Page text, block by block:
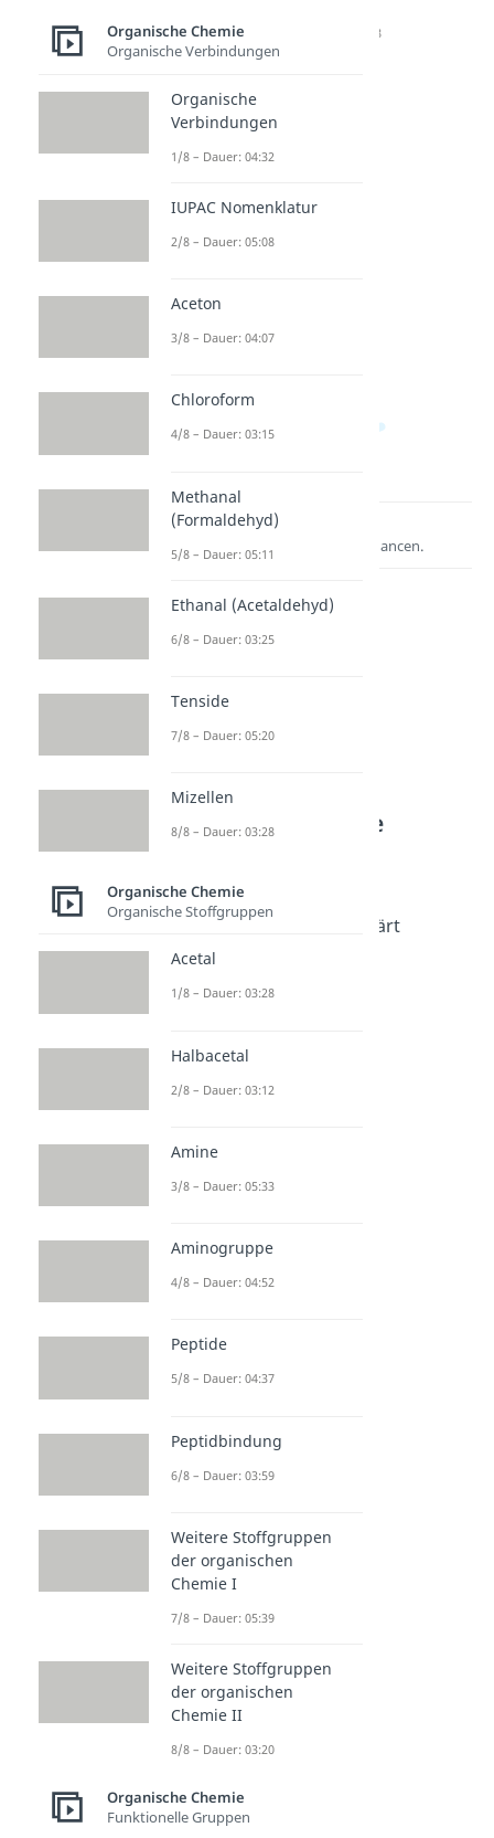
erie
Dauer: 05:29
ungen
Dauer: 04:32
Dauer: 05:08
Lernen lohnt sich!
Entdecke hier deine Chancen.
Weitere Inhalte:
Organische Chemie
Organische Chemie
Dauer: 05:02
Nomenklatur einfach erklärt
Dauer: 04:48
Chiralität
Dauer: 05:41
Fischer Projektion
Dauer: 05:14
Keto-Enol-Tautomerie
Organische Chemie
Organische Verbindungen
Organische
Verbindungen
1/8 – Dauer: 04:32
IUPAC Nomenklatur
2/8 – Dauer: 05:08
Aceton
3/8 – Dauer: 04:07
Chloroform
4/8 – Dauer: 03:15
Methanal
(Formaldehyd)
5/8 – Dauer: 05:11
Ethanal (Acetaldehyd)
6/8 – Dauer: 03:25
Tenside
7/8 – Dauer: 05:20
Mizellen
8/8 – Dauer: 03:28
Organische Chemie
Organische Stoffgruppen
Acetal
1/8 – Dauer: 03:28
Halbacetal
2/8 – Dauer: 03:12
Amine
3/8 – Dauer: 05:33
Aminogruppe
4/8 – Dauer: 04:52
Peptide
5/8 – Dauer: 04:37
Peptidbindung
6/8 – Dauer: 03:59
Weitere Stoffgruppen
der organischen
Chemie I
7/8 – Dauer: 05:39
Weitere Stoffgruppen
der organischen
Chemie II
8/8 – Dauer: 03:20
Organische Chemie
Funktionelle Gruppen